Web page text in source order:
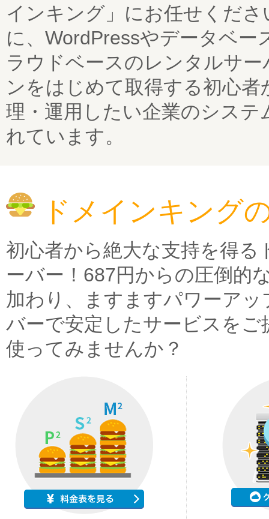
インキング」にお任せくだ
に、WordPressやデータベ
ラウドベースのレンタルサ
ンをはじめて取得する初心
理・運用したい企業のシス
れています。
ドメインキング
初心者から絶大な支持を得
ーバー！687円からの圧倒的
加わり、ますますパワーア
バーで安定したサービスを
使ってみませんか？